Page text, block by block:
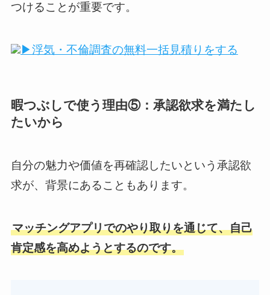
つけることが重要です。
▶浮気・不倫調査の無料一括見積りをする
暇つぶしで使う理由⑤：承認欲求を満たし
たいから
自分の魅力や価値を再確認したいという承認欲
求が、背景にあることもあります。
マッチングアプリでのやり取りを通じて、自己
肯定感を高めようとするのです。